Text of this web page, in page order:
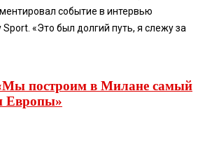
событие в интервью
«Это был долгий путь, я слежу за
построим в Милане самый
Европы»